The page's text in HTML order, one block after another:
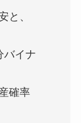
と、
バイナ
確率